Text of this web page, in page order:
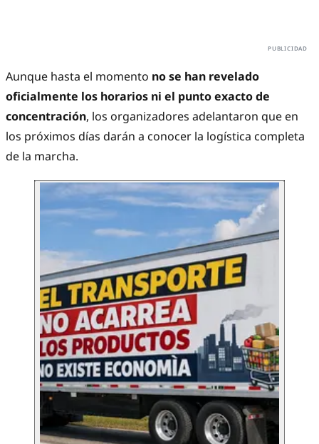
Aunque hasta el momento no se han revelado
oficialmente los horarios ni el punto exacto de
concentración, los organizadores adelantaron que en
los próximos días darán a conocer la logística completa
de la marcha.